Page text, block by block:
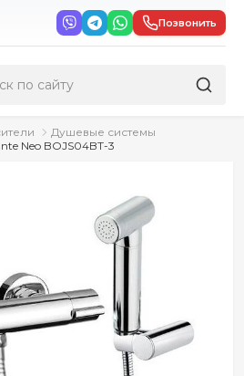
Позвонить
Душевые системы
Neo BOJS04BT-3